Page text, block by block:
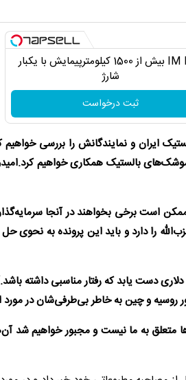
IM LS9 بیش از 1500 کیلومترپیمایش با یکبار
شارژ
ثبت درخواست
ایران و نمایندگانش را بررسی خواهیم
بالستیک همکاری خواهیم
است برخی بخواهند در آنجا
را دارد و باید این پرونده به نحوی حل
در صورتی می‌تواند به صندوق ۳۰۰ میلیارد دلاری دست یابد که رفتار
روسیه و چین به خاطر بی‌طرفی‌شان در
به ما نیست و مجبور خواهیم شد آن‌ها